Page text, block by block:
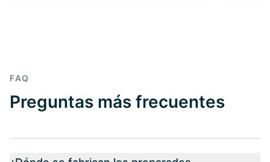
FAQ
Preguntas más frecuentes